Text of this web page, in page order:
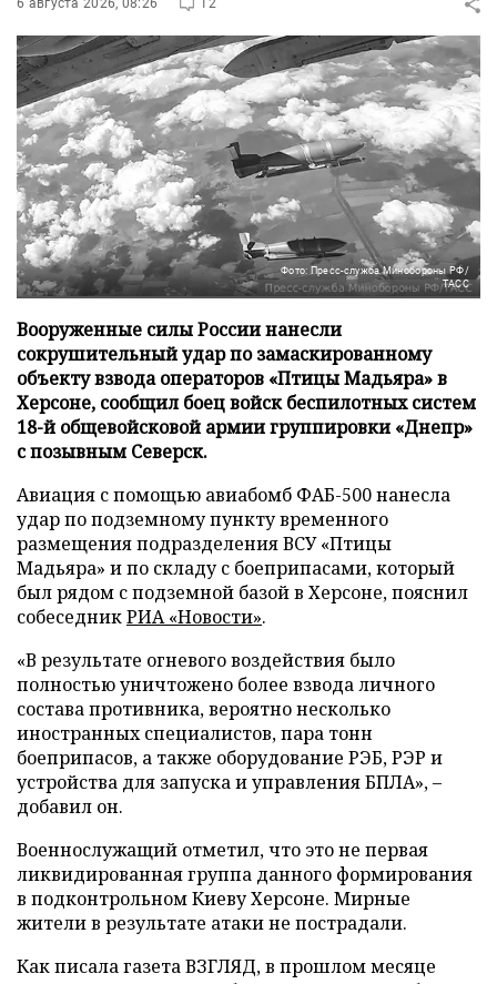
6 августа 2026, 08:26 12
Фото: Пресс-служба Минобороны РФ/
ТАСС
Вооруженные силы России нанесли
сокрушительный удар по замаскированному
объекту взвода операторов «Птицы Мадьяра» в
Херсоне, сообщил боец войск беспилотных систем
18-й общевойсковой армии группировки «Днепр»
с позывным Северск.
Авиация с помощью авиабомб ФАБ-500 нанесла
удар по подземному пункту временного
размещения подразделения ВСУ «Птицы
Мадьяра» и по складу с боеприпасами, который
был рядом с подземной базой в Херсоне, пояснил
собеседникРИА «Новости».
«В результате огневого воздействия было
полностью уничтожено более взвода личного
состава противника, вероятно несколько
иностранных специалистов, пара тонн
боеприпасов, а также оборудование РЭБ, РЭР и
устройства для запуска и управления БПЛА», –
добавил он.
Военнослужащий отметил, что это не первая
ликвидированная группа данного формирования
в подконтрольном Киеву Херсоне. Мирные
жители в результате атаки не пострадали.
Как писала газета ВЗГЛЯД, в прошлом месяце